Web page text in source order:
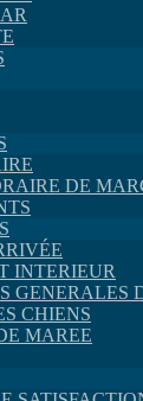
DE
INTERIEUR
GENERALES
CHIENS
MAREE